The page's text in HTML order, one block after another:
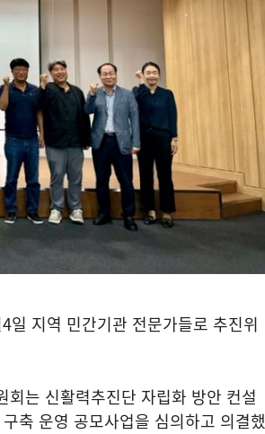
4일 지역 민간기관 전문가들로 추진위
는 신활력추진단 자립화 방안 컨설
축 운영 공모사업을 심의하고 의결했